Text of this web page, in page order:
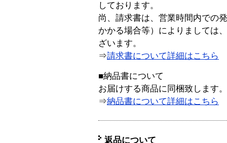
しております。
尚、請求書は、営業時間内での
かかる場合等）によりましては
ざいます。
⇒請求書について詳細はこちら
■納品書について
お届けする商品に同梱致します。
⇒納品書について詳細はこちら
返品について